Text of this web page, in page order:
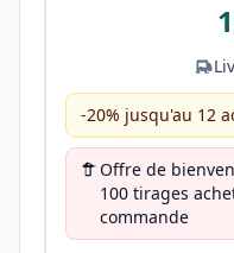
-20% jusqu'au 12
Offre de
100 tirages
commande